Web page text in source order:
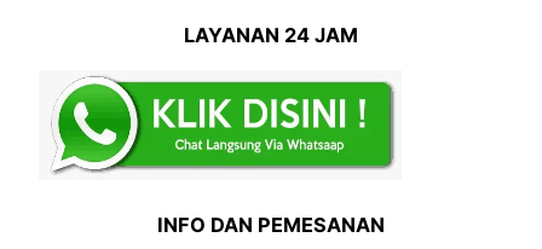
LAYANAN 24 JAM
INFO DAN PEMESANAN